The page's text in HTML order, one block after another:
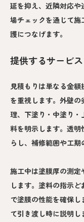
延を抑え、近隣対応
場チェックを通じて
護につなげます。
提供するサービ
見積もりは単なる金
を重視します。外壁
理、下塗り・中塗り
料を明示します。透
らし、補修範囲や工期
施工中は塗膜厚の測
します。塗料の指示
で塗膜の性能を確保
て引き渡し時に説明